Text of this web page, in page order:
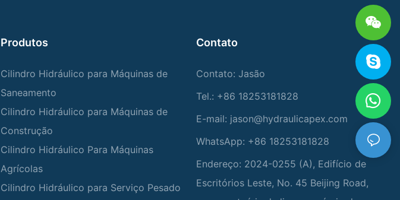
Produtos
Cilindro Hidráulico para Máquinas de
Saneamento
Cilindro Hidráulico para Máquinas de
Construção
Cilindro Hidráulico Para Máquinas
Agrícolas
Cilindro Hidráulico para Serviço Pesado
Contato
Contato: Jasão
Tel.: +86 18253181828
E-mail: jason@hydraulicapex.com
WhatsApp: +86 18253181828
Endereço: 2024-0255 (A), Edifício de
Escritórios Leste, No. 45 Beijing Road,